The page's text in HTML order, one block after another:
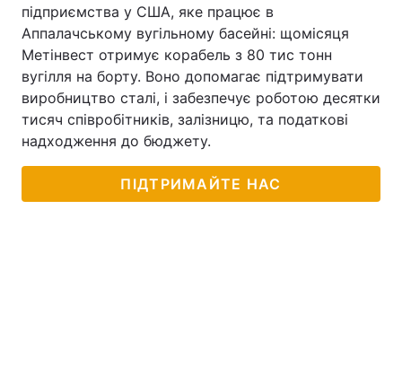
підприємства у США, яке працює в
Аппалачському вугільному басейні: щомісяця
Метінвест отримує корабель з 80 тис тонн
вугілля на борту. Воно допомагає підтримувати
виробництво сталі, і забезпечує роботою десятки
тисяч співробітників, залізницю, та податкові
надходження до бюджету.
ПІДТРИМАЙТЕ НАС